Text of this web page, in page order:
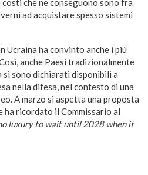
che ne conseguono sono fra
ad acquistare spesso sistemi
Ucraina ha convinto anche i più
anche Paesi tradizionalmente
si sono dichiarati disponibili a
nella difesa, nel contesto di una
A marzo si aspetta una proposta
ha ricordato il Commissario al
luxury to wait until 2028 when it